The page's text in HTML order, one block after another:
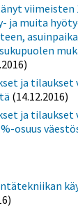
viimeisten
ja muita
ja tilaukset
(14.12.2016)
ja tilaukset
osuus